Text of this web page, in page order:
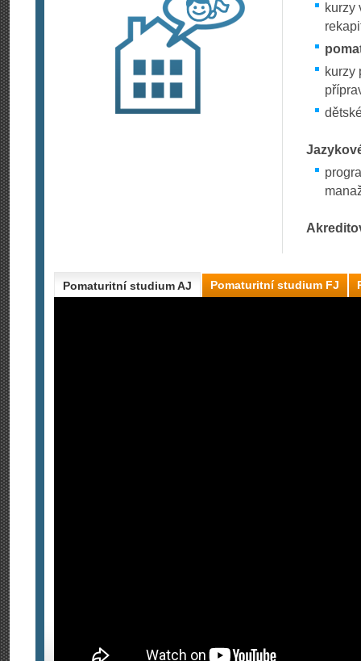
kurzy
kurzy
Pomaturitní studium AJ Pomaturitní studium FJ